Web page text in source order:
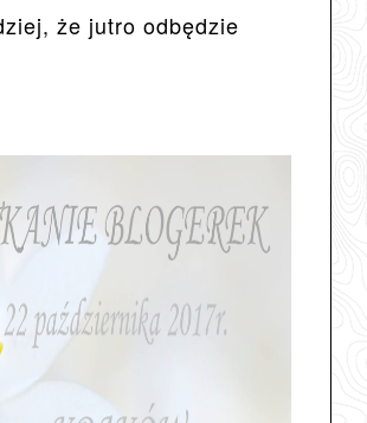
że jutro odbędzie